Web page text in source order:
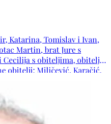
Katarina, Tomislav i Ivan,
Martin, brat Jure s
Cecilija s obiteljima, obitelj
obitelji: Miličević, Karačić,